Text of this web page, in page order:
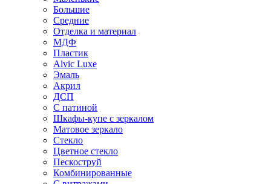
Большие
Средние
Отделка и материал
МДФ
Пластик
Alvic Luxe
Эмаль
Акрил
ДСП
С патиной
Шкафы-купе с зеркалом
Матовое зеркало
Стекло
Цветное стекло
Пескоструй
Комбинированные